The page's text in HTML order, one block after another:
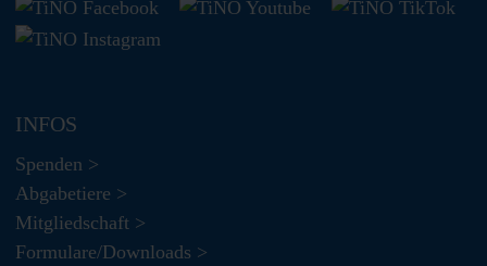
INFOS
Spenden >
Abgabetiere >
Mitgliedschaft >
Formulare/Downloads >